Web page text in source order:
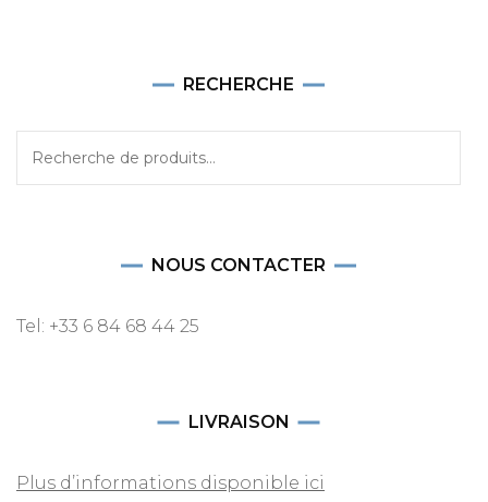
RECHERCHE
NOUS CONTACTER
Tel: +33 6 84 68 44 25
LIVRAISON
Plus d’informations disponible ici